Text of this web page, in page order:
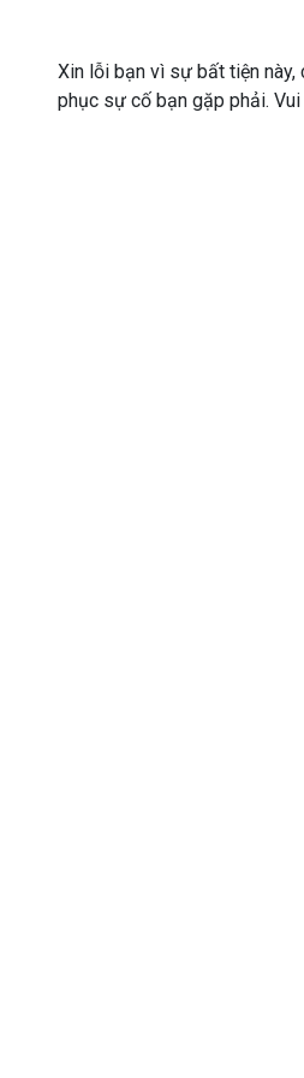
Xin lỗi bạn vì sự bất tiện này,
phục sự cố bạn gặp phải.